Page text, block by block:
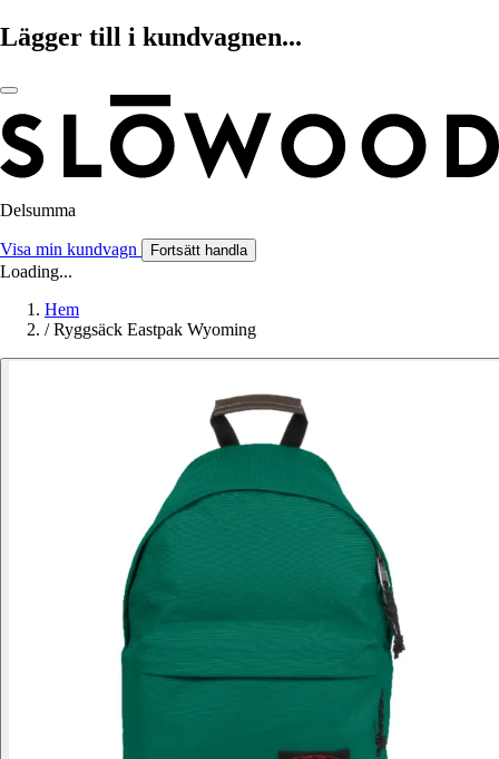
Lägger till i kundvagnen...
Delsumma
Visa min kundvagn Fortsätt handla
Loading...
Hem
/ Ryggsäck Eastpak Wyoming